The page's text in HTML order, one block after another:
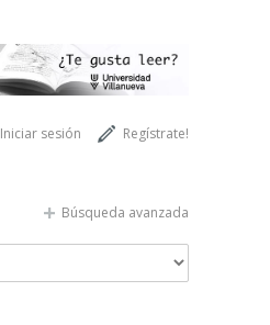
Regístrate!
Iniciar sesión
Búsqueda avanzada